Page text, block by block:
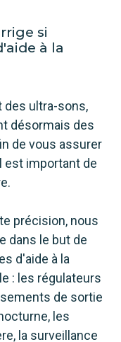
si
à la
des ultra-sons,
désormais des
de vous assurer
est important de
précision, nous
dans le but de
d'aide à la
: les régulateurs
de sortie
les
la surveillance